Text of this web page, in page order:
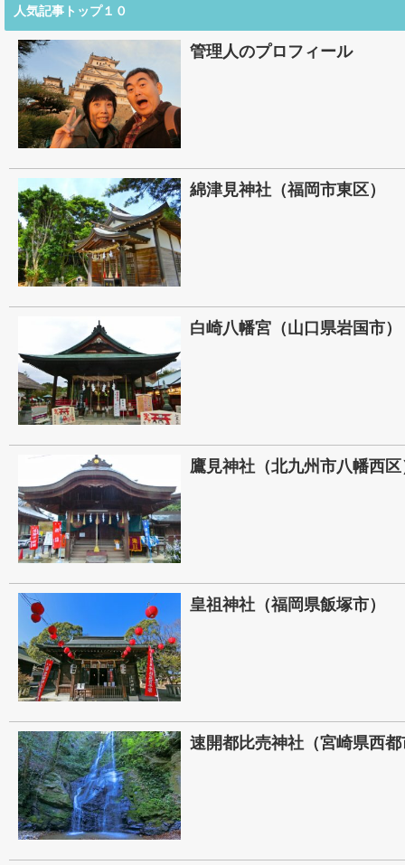
人気記事トップ１０
管理人のプロフィール
綿津見神社（福岡市東区）
白崎八幡宮（山口県岩国市）
鷹見神社（北九州市八幡西区
皇祖神社（福岡県飯塚市）
速開都比売神社（宮崎県西